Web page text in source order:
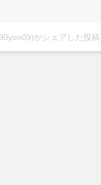
がシェアした投稿